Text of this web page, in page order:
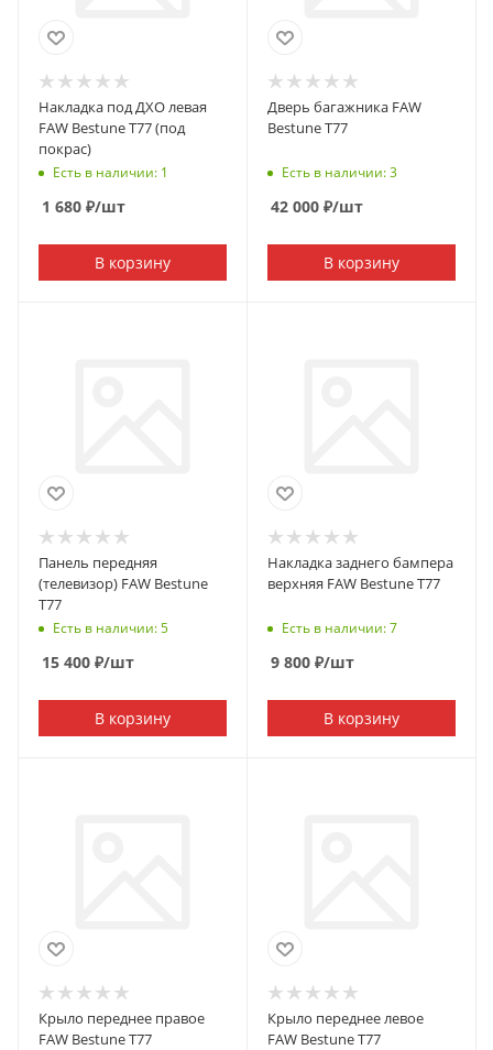
Накладка под ДХО левая
FAW Bestune T77 (под
покрас)
Есть в наличии: 1
1 680 ₽/шт
В корзину
Дверь багажника FAW
Bestune T77
Есть в наличии: 3
42 000 ₽/шт
В корзину
Панель передняя
(телевизор) FAW Bestune
T77
Есть в наличии: 5
15 400 ₽/шт
В корзину
Накладка заднего бампера
верхняя FAW Bestune T77
Есть в наличии: 7
9 800 ₽/шт
В корзину
Крыло переднее правое
FAW Bestune T77
Крыло переднее левое
FAW Bestune T77